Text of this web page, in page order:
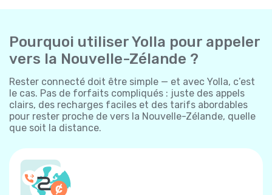
Pourquoi utiliser Yolla pour appeler
vers la Nouvelle-Zélande ?
Rester connecté doit être simple — et avec Yolla, c’est
le cas. Pas de forfaits compliqués : juste des appels
clairs, des recharges faciles et des tarifs abordables
pour rester proche de vers la Nouvelle-Zélande, quelle
que soit la distance.